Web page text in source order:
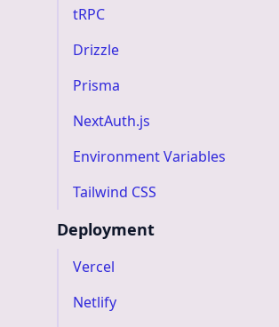
tRPC
Drizzle
Prisma
NextAuth.js
Environment Variables
Tailwind CSS
Deployment
Vercel
Netlify